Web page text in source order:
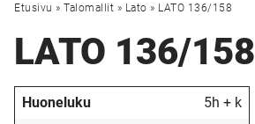
Etusivu » Talomallit » Lato » LATO 136/158
LATO 136/158
Huoneluku
5h + k